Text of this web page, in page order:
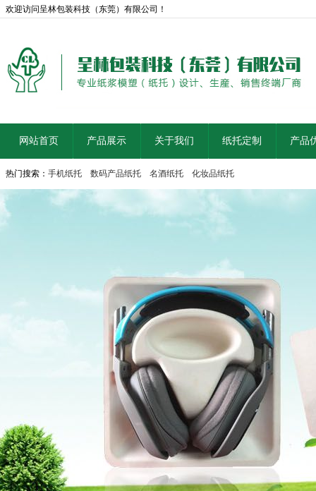
欢迎访问呈林包装科技（东莞）有限公司！
网站首页 产品展示 关于我们 纸托定制 产品
热门搜索： 手机纸托 数码产品纸托 名酒纸托 化妆品纸托